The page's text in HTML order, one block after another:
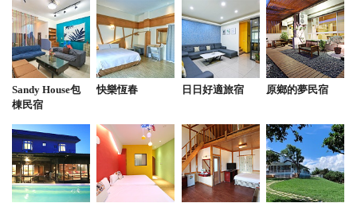
from google
2024-02-13 12:27:12
四項遊樂設施，可以單買也可以四合一買，這次幫兩
面還有夾娃娃機和搖搖馬可以玩，還有賣關東煮，還
有可愛的孩子賣棉花糖和汽水
from google
Sandy House包
棟民宿
快樂恆春 日日好適旅宿 原鄉的夢民宿